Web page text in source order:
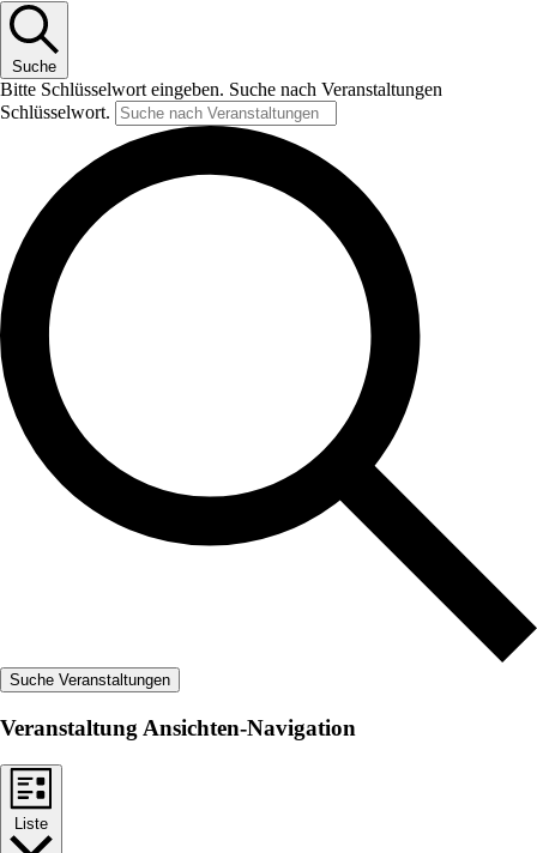
Suche
Bitte Schlüsselwort eingeben. Suche nach Veranstaltungen
Schlüsselwort.
Suche Veranstaltungen
Veranstaltung Ansichten-Navigation
Liste